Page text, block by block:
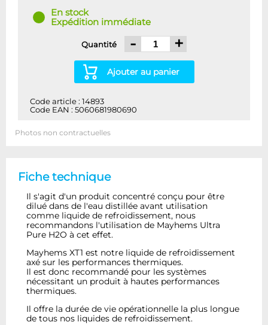
En stock
Expédition immédiate
Quantité - +
Ajouter au panier
Code article : 14893
Code EAN : 5060681980690
Photos non contractuelles
Fiche technique
Il s'agit d'un produit concentré conçu pour être
dilué dans de l'eau distillée avant utilisation
comme liquide de refroidissement, nous
recommandons l'utilisation de Mayhems Ultra
Pure H2O à cet effet.
Mayhems XT1 est notre liquide de refroidissement
axé sur les performances thermiques.
Il est donc recommandé pour les systèmes
nécessitant un produit à hautes performances
thermiques.
Il offre la durée de vie opérationnelle la plus longue
de tous nos liquides de refroidissement.